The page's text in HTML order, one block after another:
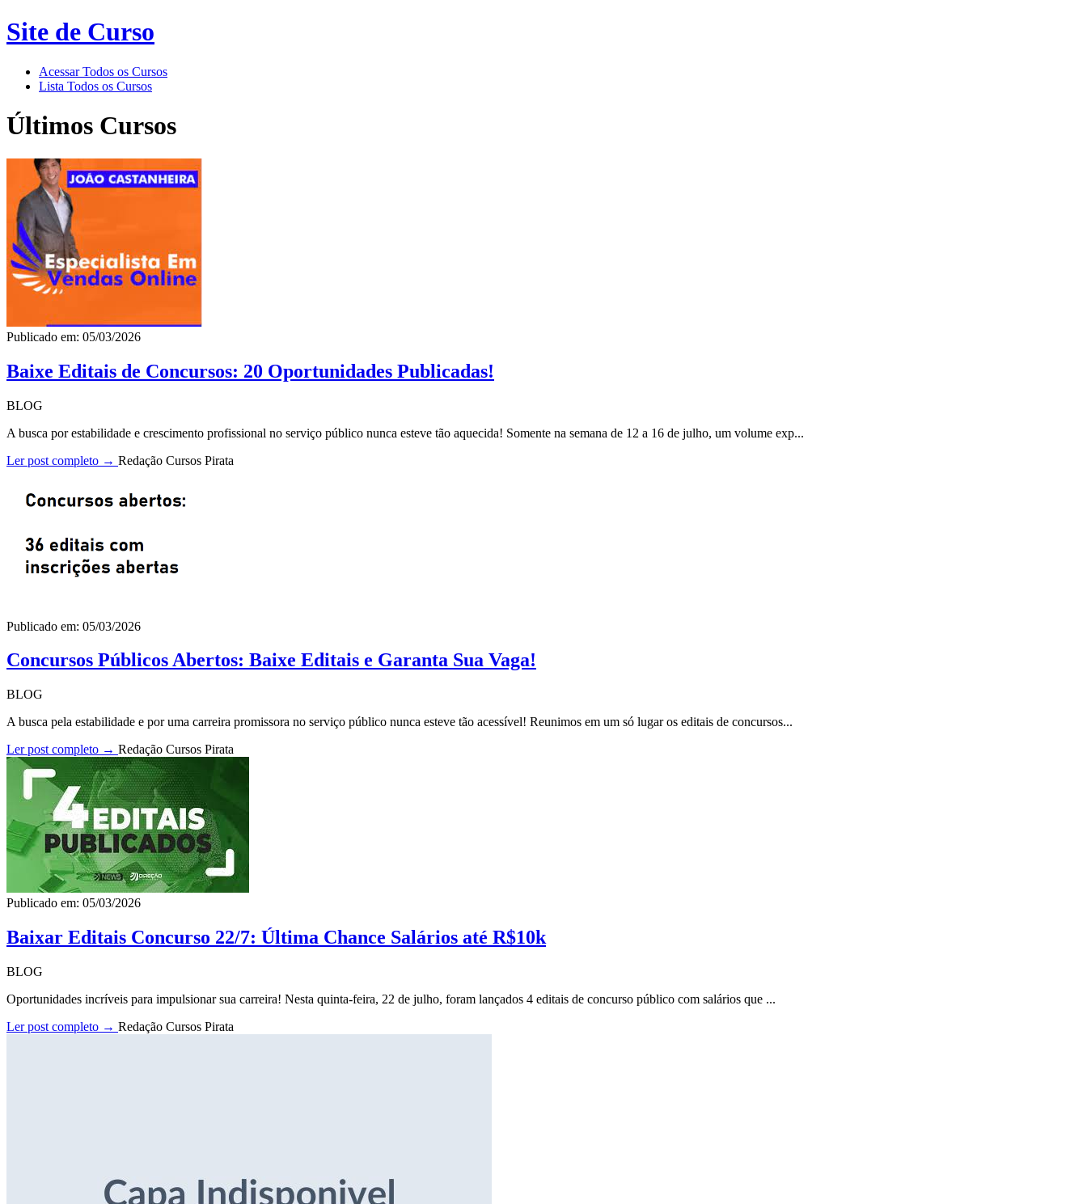
Site de Curso
Acessar Todos os Cursos
Lista Todos os Cursos
Últimos Cursos
Publicado em: 05/03/2026
Baixe Editais de Concursos: 20 Oportunidades Publicadas!
BLOG
A busca por estabilidade e crescimento profissional no serviço público nunca esteve tão aquecida! Somente na semana de 12 a 16 de julho, um volume exp...
Ler post completo → Redação Cursos Pirata
Publicado em: 05/03/2026
Concursos Públicos Abertos: Baixe Editais e Garanta Sua Vaga!
BLOG
A busca pela estabilidade e por uma carreira promissora no serviço público nunca esteve tão acessível! Reunimos em um só lugar os editais de concursos...
Ler post completo → Redação Cursos Pirata
Publicado em: 05/03/2026
Baixar Editais Concurso 22/7: Última Chance Salários até R$10k
BLOG
Oportunidades incríveis para impulsionar sua carreira! Nesta quinta-feira, 22 de julho, foram lançados 4 editais de concurso público com salários que ...
Ler post completo → Redação Cursos Pirata